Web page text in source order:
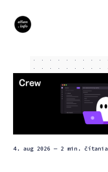
4. aug 2026 — 2 min. čítania